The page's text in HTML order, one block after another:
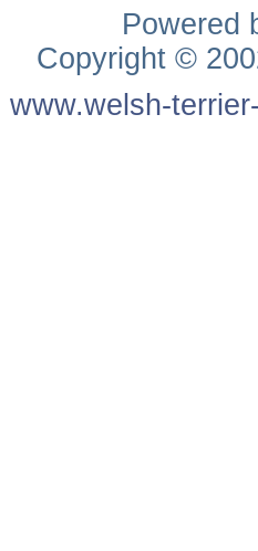
Powered
Copyright ©
www.welsh-